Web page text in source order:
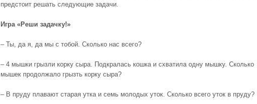
предстоит решать следующие задачи.
Игра «Реши задачку!»
– Ты, да я, да мы с тобой. Сколько нас всего?
– 4 мышки грызли корку сыра. Подкралась кошка и схватила одну мышку. Сколько
мышек продолжало грызть корку сыра?
– В пруду плавают старая утка и семь молодых уток. Сколько всего уток в пруду?